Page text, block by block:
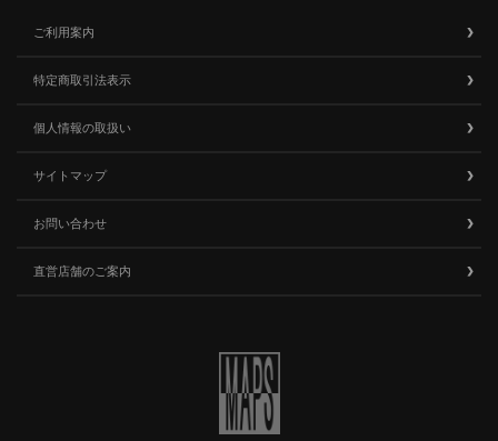
ご利用案内
特定商取引法表示
個人情報の取扱い
サイトマップ
お問い合わせ
直営店舗のご案内